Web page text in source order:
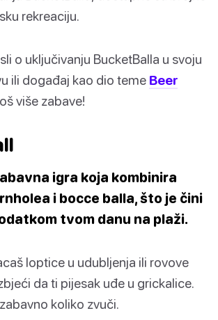
rekreaciju.
o uključivanju BucketBalla u svoju
ili događaj kao dio teme Beer
više zabave!
igra koja kombinira
i bocce balla, što je čini
tvom danu na plaži.
loptice u udubljenja ili rovove
da ti pijesak uđe u grickalice.
koliko zvuči.